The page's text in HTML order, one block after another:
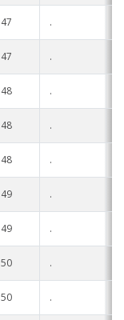
47 .
47 .
48 .
48 .
48 .
49 .
49 .
50 .
50 .